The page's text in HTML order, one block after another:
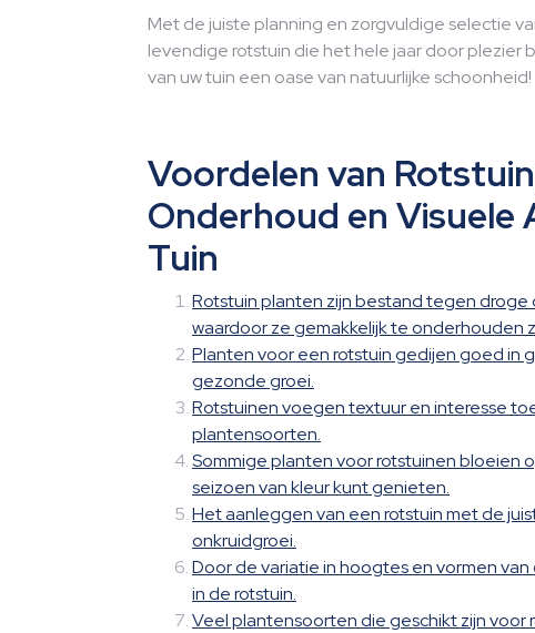
Met de juiste planning en zorgvuldige selectie
levendige rotstuin die het hele jaar door plezier
van uw tuin een oase van natuurlijke schoonheid!
Voordelen van
Onderhoud en Visuele
Tuin
Rotstuin planten zijn bestand tegen
waardoor ze gemakkelijk te onderhouden
Planten voor een rotstuin gedijen goed in
gezonde groei.
Rotstuinen voegen textuur en interesse
plantensoorten.
Sommige planten voor rotstuinen bloeien
seizoen van kleur kunt genieten.
Het aanleggen van een rotstuin met de
onkruidgroei.
Door de variatie in hoogtes en vormen
in de rotstuin.
Veel plantensoorten die geschikt zijn